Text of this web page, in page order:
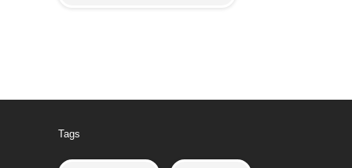
Tags